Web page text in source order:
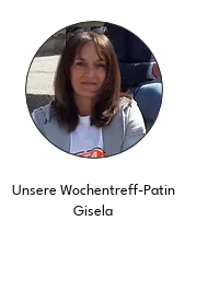
Unsere Wochentreff-Patin
Gisela